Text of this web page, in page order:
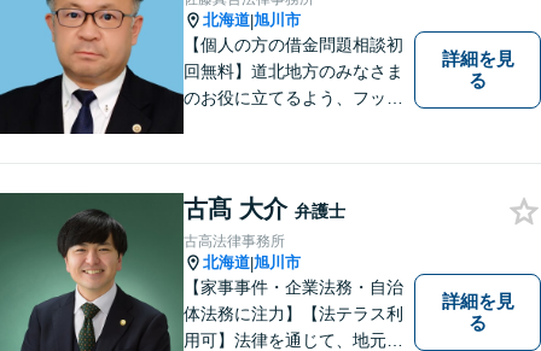
北海道|旭川市
【個人の方の借金問題相談初
回無料】道北地方のみなさま
のお役に立てるよう、フット
詳細を見
る
古髙 大介 弁護士
古高法律事務所
北海道|旭川市
【家事事件・企業法務・自治
体法務に注力】【法テラス利
用可】法律を通じて、地元の
詳細を見
る